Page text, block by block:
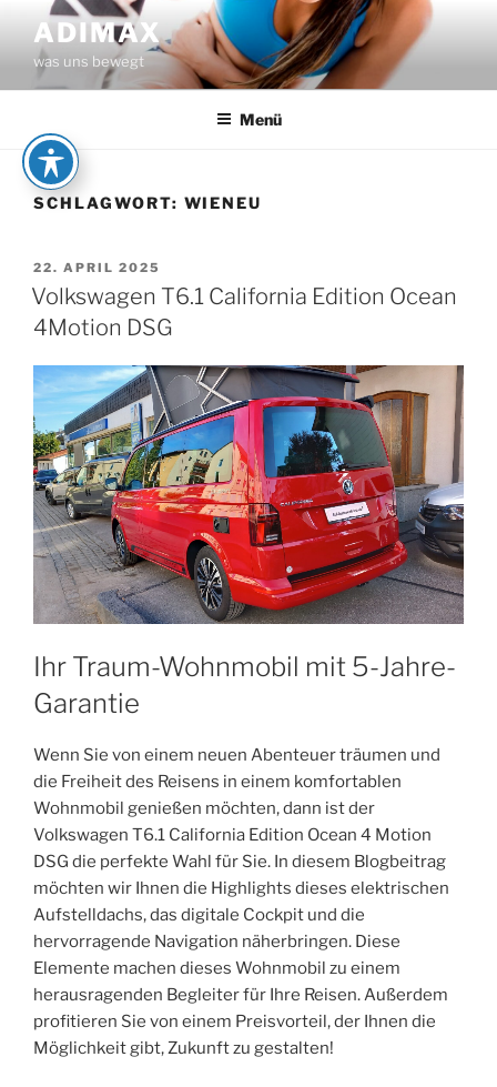
Inhalt
springen
ADIMAX
was uns bewegt
Menü
SCHLAGWORT: WIENEU
VERÖFFENTLICHT
AM
22. APRIL 2025
Volkswagen T6.1 California Edition Ocean
4Motion DSG
Ihr Traum-Wohnmobil mit 5-Jahre-
Garantie
Wenn Sie von einem neuen Abenteuer träumen und
die Freiheit des Reisens in einem komfortablen
Wohnmobil genießen möchten, dann ist der
Volkswagen T6.1 California Edition Ocean 4 Motion
DSG die perfekte Wahl für Sie. In diesem Blogbeitrag
möchten wir Ihnen die Highlights dieses elektrischen
Aufstelldachs, das digitale Cockpit und die
hervorragende Navigation näherbringen. Diese
Elemente machen dieses Wohnmobil zu einem
herausragenden Begleiter für Ihre Reisen. Außerdem
profitieren Sie von einem Preisvorteil, der Ihnen die
Möglichkeit gibt, Zukunft zu gestalten!